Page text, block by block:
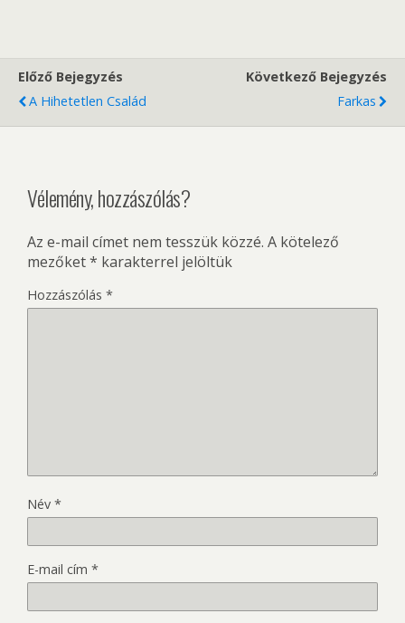
Előző Bejegyzés
A Hihetetlen Család
Következő Bejegyzés
Farkas
Vélemény, hozzászólás?
Az e-mail címet nem tesszük közzé. A kötelező
mezőket* karakterrel jelöltük
Hozzászólás *
Név *
E-mail cím *